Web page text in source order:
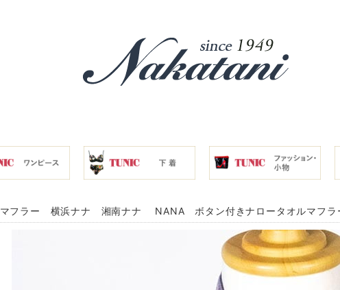
マフラー 横浜ナナ 湘南ナナ NANA ボタン付きナロータオルマフ